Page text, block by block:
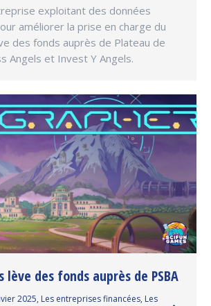
exploitant des données
améliorer la prise en charge du
des fonds auprès de Plateau de
Angels et Invest Y Angels.
lève des fonds auprès de PSBA
2025, Les entreprises financées, Les